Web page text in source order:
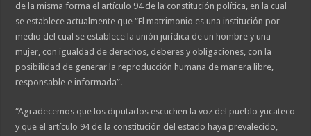
de la misma forma el artículo 94 de la constitución política, en la cual
se establece actualmente que “El matrimonio es una institución por
medio del cual se establece la unión jurídica de un hombre y una
mujer, con igualdad de derechos, deberes y obligaciones, con la
posibilidad de generar la reproducción humana de manera libre,
responsable e informada”.
“Agradecemos que los diputados escuchen la voz del pueblo yucateco
y que el artículo 94 de la constitución del estado haya prevalecido,